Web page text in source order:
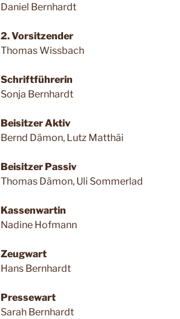
Daniel Bernhardt
2. Vorsitzender
Thomas Wissbach
Schriftführerin
Sonja Bernhardt
Beisitzer Aktiv
Bernd Dämon, Lutz Matthäi
Beisitzer Passiv
Thomas Dämon, Uli Sommerlad
Kassenwartin
Nadine Hofmann
Zeugwart
Hans Bernhardt
Pressewart
Sarah Bernhardt